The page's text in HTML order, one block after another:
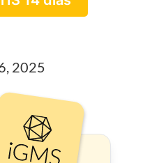
2025